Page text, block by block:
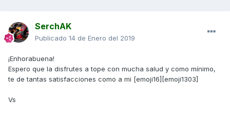
SerchAK
Publicado 14 de Enero del 2019
¡Enhorabuena!
Espero que la disfrutes a tope con mucha salud y como mínimo,
te de tantas satisfacciones como a mi [emoji16][emoji1303]
Vs